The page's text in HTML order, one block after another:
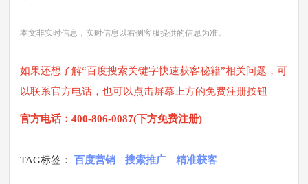
本文非实时信息，实时信息以右侧客服提供的信息为准。
如果还想了解“百度搜索关键字快速获客秘籍”相关问题，可
以联系官方电话，也可以点击屏幕上方的免费注册按钮
官方电话：400-806-0087(下方免费注册)
TAG标签：百度营销 搜索推广 精准获客